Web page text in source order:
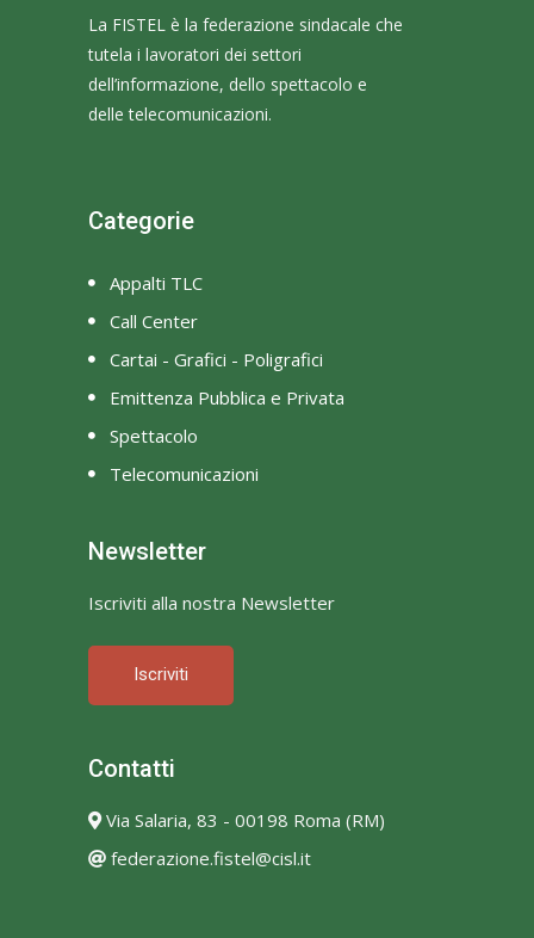
La FISTEL è la federazione sindacale che
tutela i lavoratori dei settori
dell’informazione, dello spettacolo e
delle telecomunicazioni.
Categorie
Appalti TLC
Call Center
Cartai - Grafici - Poligrafici
Emittenza Pubblica e Privata
Spettacolo
Telecomunicazioni
Newsletter
Iscriviti alla nostra Newsletter
Iscriviti
Contatti
Via Salaria, 83 - 00198 Roma (RM)
federazione.fistel@cisl.it